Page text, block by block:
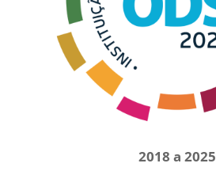
2018 a 2025